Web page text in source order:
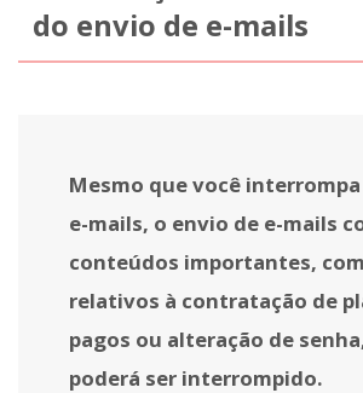
do envio de e-mails
Mesmo que você
e-mails, o envio de e-mails
conteúdos importantes,
relativos à contratação de
pagos ou alteração de
poderá ser interrompido.